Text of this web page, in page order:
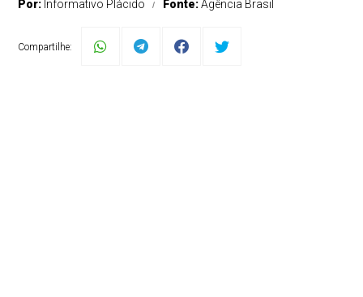
Por: Informativo Plácido Fonte:Agência Brasil
Compartilhe: